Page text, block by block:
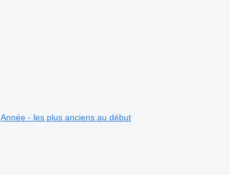
Année - les plus anciens au début